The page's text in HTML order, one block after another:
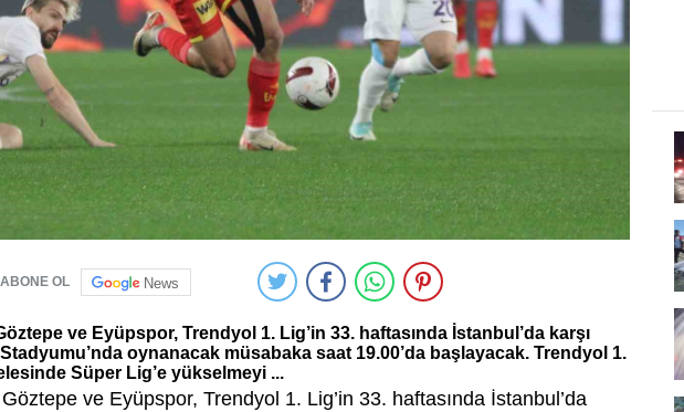
ABONE OL News
ve Eyüpspor, Trendyol 1. Lig’in 33. haftasında İstanbul’da karşı
oynanacak müsabaka saat 19.00’da başlayacak. Trendyol 1.
Süper Lig’e yükselmeyi ...
ve Eyüpspor, Trendyol 1. Lig’in 33. haftasında İstanbul’da